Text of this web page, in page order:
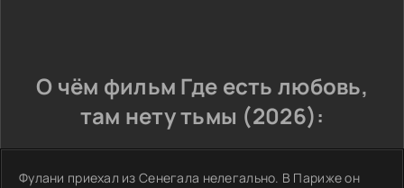
О чём фильм Где есть любовь,
там нету тьмы (2026):
Фулани приехал из Сенегала нелегально. В Париже он